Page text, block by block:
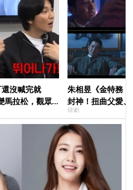
沒喊完就
馬拉松，觀眾
第三部」？
朱相昱《金特務
封神！扭曲父愛
毛骨悚然
韓劇